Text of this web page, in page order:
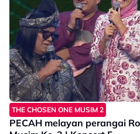
THE CHOSEN ONE MUSIM 2
PECAH melayan perangai